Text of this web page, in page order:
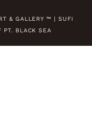
& GALLERY ™ | SUFI
BLACK SEA